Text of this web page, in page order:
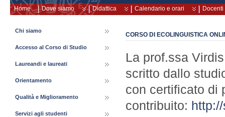
Home Dove siamo Didattica Calendario e orari Docenti
CORSO DI ECOLINGUISTICA
La prof.ssa
scritto dallo
con certificato di
contribuito:
Chi siamo
Accesso al Corso di Studio
Laureandi e laureati
Orientamento
Qualità e Miglioramento
Servizi agli studenti